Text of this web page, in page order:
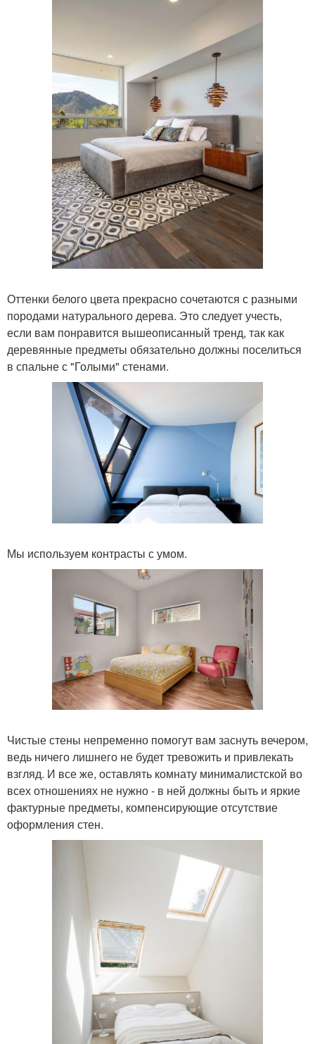
Оттенки белого цвета прекрасно сочетаются с разными
породами натурального дерева. Это следует учесть,
если вам понравится вышеописанный тренд, так как
деревянные предметы обязательно должны поселиться
в спальне с "Голыми" стенами.
Мы используем контрасты с умом.
Чистые стены непременно помогут вам заснуть вечером,
ведь ничего лишнего не будет тревожить и привлекать
взгляд. И все же, оставлять комнату минималистской во
всех отношениях не нужно - в ней должны быть и яркие
фактурные предметы, компенсирующие отсутствие
оформления стен.